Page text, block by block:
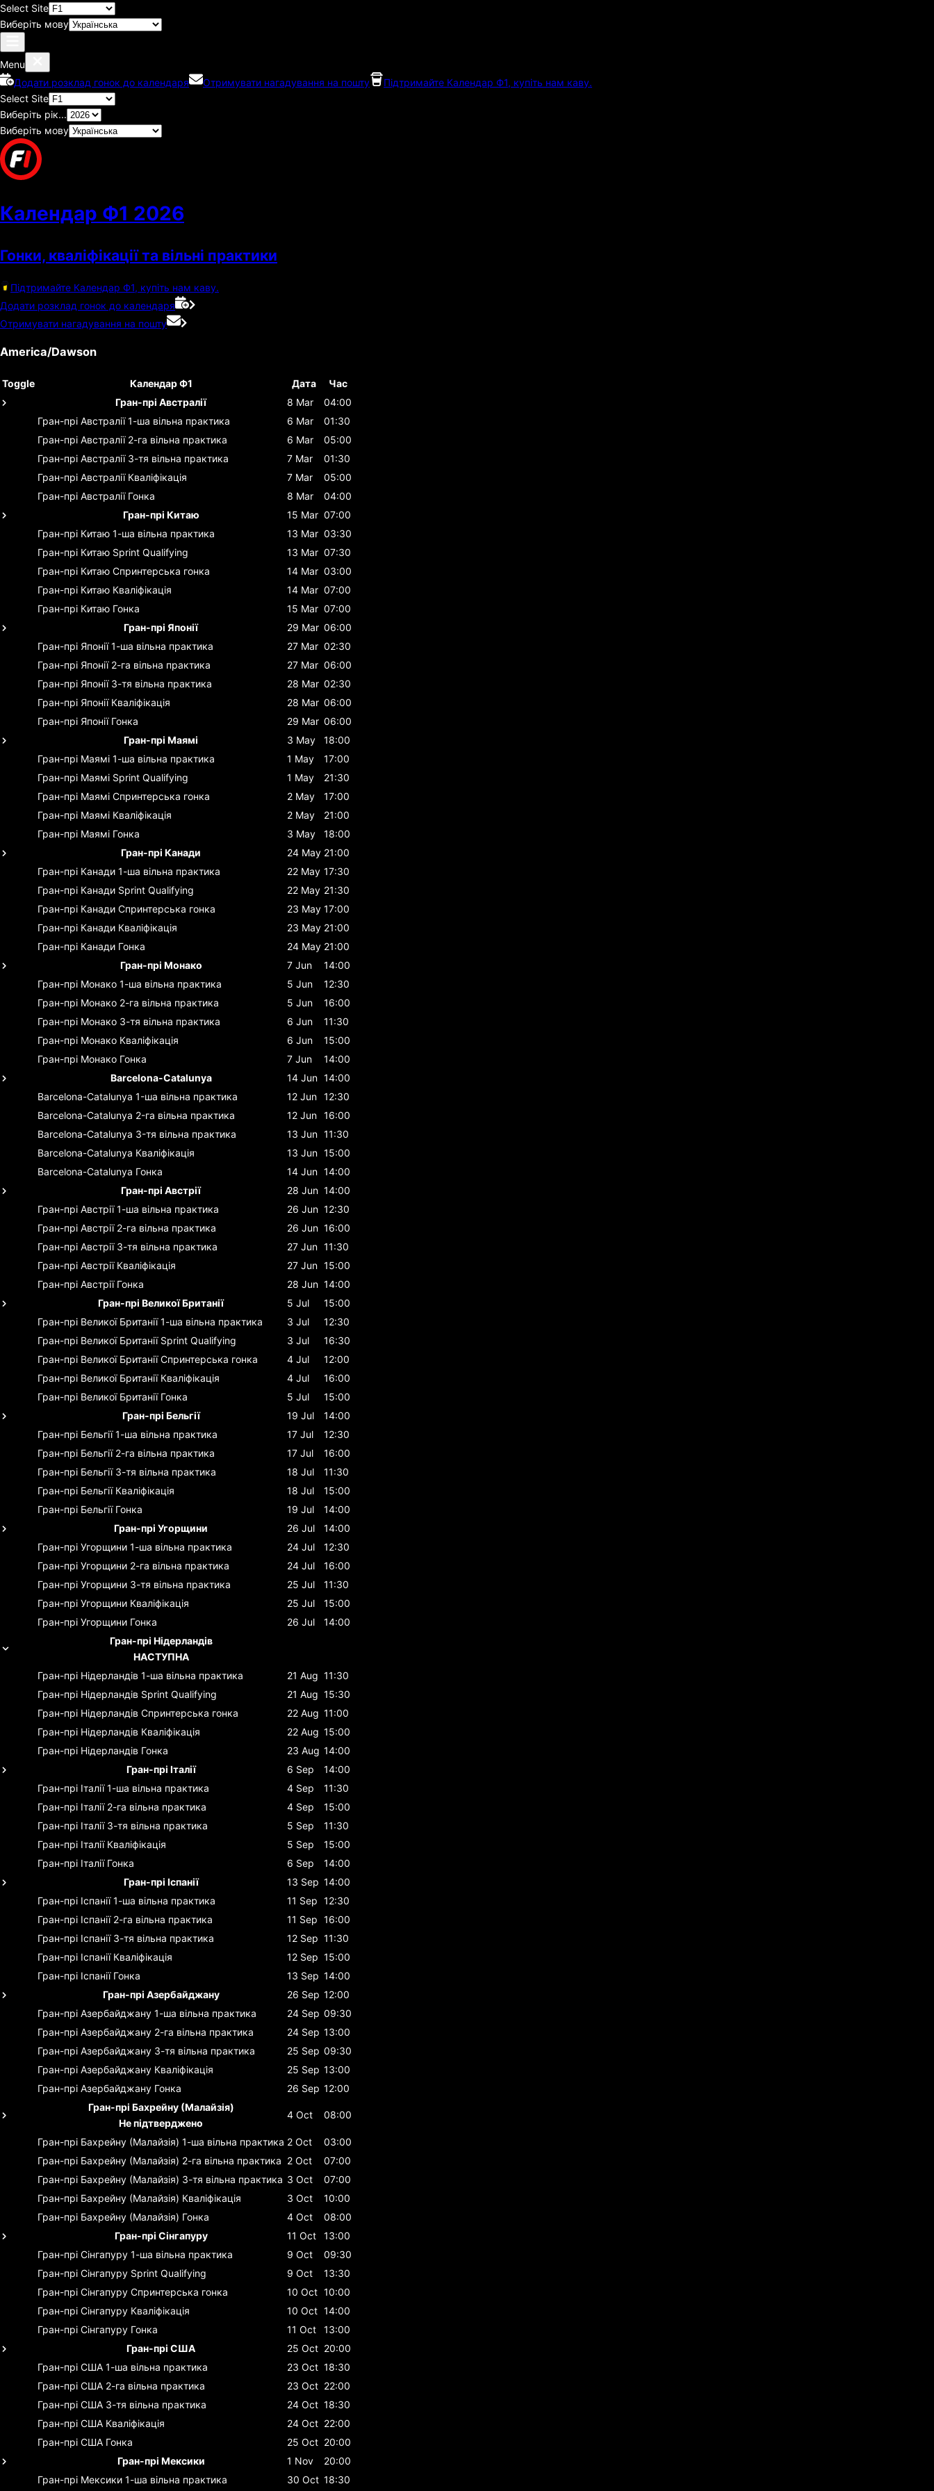
Select Site
Виберіть мову
Menu
Додати розклад гонок до календаря
Отримувати нагадування на пошту
Підтримайте Календар Ф1, купіть нам каву.
Select Site
Виберіть рік...
Виберіть мову
Календар Ф1 2026
Гонки, кваліфікації та вільні практики
Підтримайте Календар Ф1, купіть нам каву.
Додати розклад гонок до календаря
Отримувати нагадування на пошту
America/Dawson
Toggle Календар Ф1 Дата
Час
Гран-прі Австралії
8 Mar
04:00
Гран-прі Австралії 1-ша вільна практика 6 Mar
01:30
Гран-прі Австралії 2-га вільна практика 6 Mar
05:00
Гран-прі Австралії 3-тя вільна практика 7 Mar
01:30
Гран-прі Австралії Кваліфікація 7 Mar
05:00
Гран-прі Австралії Гонка 8 Mar
04:00
Гран-прі Китаю
15 Mar 07:00
Гран-прі Китаю 1-ша вільна практика 13 Mar 03:30
Гран-прі Китаю Sprint Qualifying 13 Mar 07:30
Гран-прі Китаю Спринтерська гонка 14 Mar 03:00
Гран-прі Китаю Кваліфікація 14 Mar 07:00
Гран-прі Китаю Гонка 15 Mar 07:00
Гран-прі Японії
29 Mar 06:00
Гран-прі Японії 1-ша вільна практика 27 Mar 02:30
Гран-прі Японії 2-га вільна практика 27 Mar 06:00
Гран-прі Японії 3-тя вільна практика 28 Mar 02:30
Гран-прі Японії Кваліфікація 28 Mar 06:00
Гран-прі Японії Гонка 29 Mar 06:00
Гран-прі Маямі
3 May
18:00
Гран-прі Маямі 1-ша вільна практика 1 May
17:00
Гран-прі Маямі Sprint Qualifying 1 May
21:30
Гран-прі Маямі Спринтерська гонка 2 May
17:00
Гран-прі Маямі Кваліфікація 2 May
21:00
Гран-прі Маямі Гонка 3 May
18:00
Гран-прі Канади
24 May 21:00
Гран-прі Канади 1-ша вільна практика 22 May 17:30
Гран-прі Канади Sprint Qualifying 22 May 21:30
Гран-прі Канади Спринтерська гонка 23 May 17:00
Гран-прі Канади Кваліфікація 23 May 21:00
Гран-прі Канади Гонка 24 May 21:00
Гран-прі Монако
7 Jun
14:00
Гран-прі Монако 1-ша вільна практика 5 Jun
12:30
Гран-прі Монако 2-га вільна практика 5 Jun
16:00
Гран-прі Монако 3-тя вільна практика 6 Jun
11:30
Гран-прі Монако Кваліфікація 6 Jun
15:00
Гран-прі Монако Гонка 7 Jun
14:00
Barcelona-Catalunya
14 Jun 14:00
Barcelona-Catalunya 1-ша вільна практика 12 Jun 12:30
Barcelona-Catalunya 2-га вільна практика 12 Jun 16:00
Barcelona-Catalunya 3-тя вільна практика 13 Jun 11:30
Barcelona-Catalunya Кваліфікація 13 Jun 15:00
Barcelona-Catalunya Гонка 14 Jun 14:00
Гран-прі Австрії
28 Jun 14:00
Гран-прі Австрії 1-ша вільна практика 26 Jun 12:30
Гран-прі Австрії 2-га вільна практика 26 Jun 16:00
Гран-прі Австрії 3-тя вільна практика 27 Jun 11:30
Гран-прі Австрії Кваліфікація 27 Jun 15:00
Гран-прі Австрії Гонка 28 Jun 14:00
Гран-прі Великої Британії
5 Jul
15:00
Гран-прі Великої Британії 1-ша вільна практика 3 Jul
12:30
Гран-прі Великої Британії Sprint Qualifying 3 Jul
16:30
Гран-прі Великої Британії Спринтерська гонка 4 Jul
12:00
Гран-прі Великої Британії Кваліфікація 4 Jul
16:00
Гран-прі Великої Британії Гонка 5 Jul
15:00
Гран-прі Бельгії
19 Jul
14:00
Гран-прі Бельгії 1-ша вільна практика 17 Jul
12:30
Гран-прі Бельгії 2-га вільна практика 17 Jul
16:00
Гран-прі Бельгії 3-тя вільна практика 18 Jul
11:30
Гран-прі Бельгії Кваліфікація 18 Jul
15:00
Гран-прі Бельгії Гонка 19 Jul
14:00
Гран-прі Угорщини
26 Jul
14:00
Гран-прі Угорщини 1-ша вільна практика 24 Jul
12:30
Гран-прі Угорщини 2-га вільна практика 24 Jul
16:00
Гран-прі Угорщини 3-тя вільна практика 25 Jul
11:30
Гран-прі Угорщини Кваліфікація 25 Jul
15:00
Гран-прі Угорщини Гонка 26 Jul
14:00
Гран-прі Нідерландів
НАСТУПНА
Гран-прі Нідерландів 1-ша вільна практика 21 Aug 11:30
Гран-прі Нідерландів Sprint Qualifying 21 Aug 15:30
Гран-прі Нідерландів Спринтерська гонка 22 Aug 11:00
Гран-прі Нідерландів Кваліфікація 22 Aug 15:00
Гран-прі Нідерландів Гонка 23 Aug 14:00
Гран-прі Італії
6 Sep
14:00
Гран-прі Італії 1-ша вільна практика 4 Sep
11:30
Гран-прі Італії 2-га вільна практика 4 Sep
15:00
Гран-прі Італії 3-тя вільна практика 5 Sep
11:30
Гран-прі Італії Кваліфікація 5 Sep
15:00
Гран-прі Італії Гонка 6 Sep
14:00
Гран-прі Іспанії
13 Sep 14:00
Гран-прі Іспанії 1-ша вільна практика 11 Sep 12:30
Гран-прі Іспанії 2-га вільна практика 11 Sep 16:00
Гран-прі Іспанії 3-тя вільна практика 12 Sep 11:30
Гран-прі Іспанії Кваліфікація 12 Sep 15:00
Гран-прі Іспанії Гонка 13 Sep 14:00
Гран-прі Азербайджану
26 Sep 12:00
Гран-прі Азербайджану 1-ша вільна практика 24 Sep 09:30
Гран-прі Азербайджану 2-га вільна практика 24 Sep 13:00
Гран-прі Азербайджану 3-тя вільна практика 25 Sep 09:30
Гран-прі Азербайджану Кваліфікація 25 Sep 13:00
Гран-прі Азербайджану Гонка 26 Sep 12:00
Гран-прі Бахрейну (Малайзія)
Не підтверджено
4 Oct 08:00
Гран-прі Бахрейну (Малайзія) 1-ша вільна практика 2 Oct
03:00
Гран-прі Бахрейну (Малайзія) 2-га вільна практика 2 Oct
07:00
Гран-прі Бахрейну (Малайзія) 3-тя вільна практика 3 Oct
07:00
Гран-прі Бахрейну (Малайзія) Кваліфікація 3 Oct
10:00
Гран-прі Бахрейну (Малайзія) Гонка 4 Oct
08:00
Гран-прі Сінгапуру
11 Oct
13:00
Гран-прі Сінгапуру 1-ша вільна практика 9 Oct
09:30
Гран-прі Сінгапуру Sprint Qualifying 9 Oct
13:30
Гран-прі Сінгапуру Спринтерська гонка 10 Oct 10:00
Гран-прі Сінгапуру Кваліфікація 10 Oct 14:00
Гран-прі Сінгапуру Гонка 11 Oct
13:00
Гран-прі США
25 Oct 20:00
Гран-прі США 1-ша вільна практика 23 Oct 18:30
Гран-прі США 2-га вільна практика 23 Oct 22:00
Гран-прі США 3-тя вільна практика 24 Oct 18:30
Гран-прі США Кваліфікація 24 Oct 22:00
Гран-прі США Гонка 25 Oct 20:00
Гран-прі Мексики
1 Nov
20:00
Гран-прі Мексики 1-ша вільна практика 30 Oct 18:30